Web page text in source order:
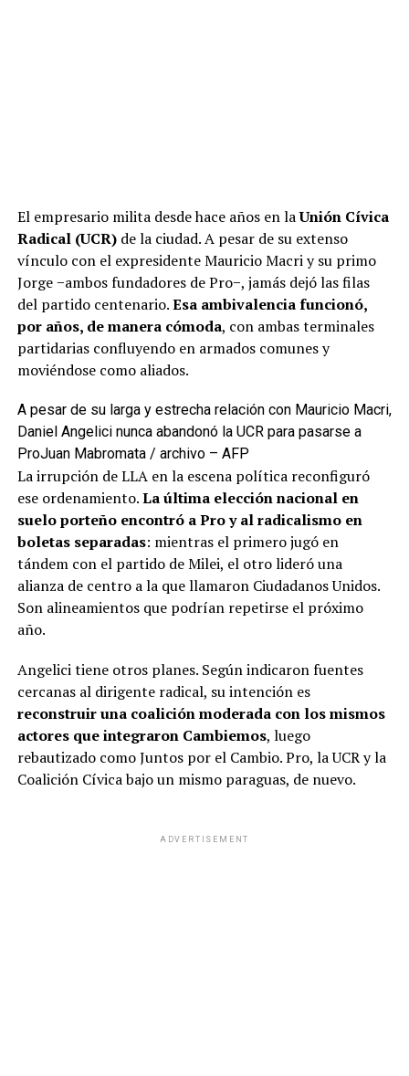
El empresario milita desde hace años en laUnión Cívica
Radical (UCR)de la ciudad. A pesar de su extenso
vínculo con el expresidente Mauricio Macri y su primo
Jorge −ambos fundadores de Pro−, jamás dejó las filas
del partido centenario.Esa ambivalencia funcionó,
por años, de manera cómoda, con ambas terminales
partidarias confluyendo en armados comunes y
moviéndose como aliados.
A pesar de su larga y estrecha relación con Mauricio Macri,
Daniel Angelici nunca abandonó la UCR para pasarse a
ProJuan Mabromata / archivo – AFP
La irrupción de LLA en la escena política reconfiguró
ese ordenamiento.La última elección nacional en
suelo porteño encontró a Pro y al radicalismo en
boletas separadas: mientras el primero jugó en
tándem con el partido de Milei, el otro lideró una
alianza de centro a la que llamaron Ciudadanos Unidos.
Son alineamientos que podrían repetirse el próximo
año.
Angelici tiene otros planes. Según indicaron fuentes
cercanas al dirigente radical, su intención es
reconstruir una coalición moderada con los mismos
actores que integraron Cambiemos, luego
rebautizado como Juntos por el Cambio. Pro, la UCR y la
Coalición Cívica bajo un mismo paraguas, de nuevo.
ADVERTISEMENT